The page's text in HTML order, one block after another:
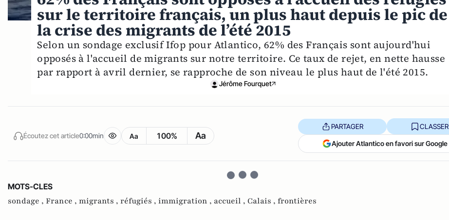
sur le territoire français, un plus haut depuis le pic de
la crise des migrants de l’été 2015
Selon un sondage exclusif Ifop pour Atlantico, 62% des Français sont aujourd'hui
opposés à l'accueil de migrants sur notre territoire. Ce taux de rejet, en nette hausse
par rapport à avril dernier, se rapproche de son niveau le plus haut de l'été 2015.
Jérôme Fourquet
Écoutez cet article0:00min Aa 100% Aa
PARTAGER CLASSER
Ajouter Atlantico en favori sur Google
MOTS-CLES
sondage , France , migrants , réfugiés , immigration , accueil , Calais , frontières